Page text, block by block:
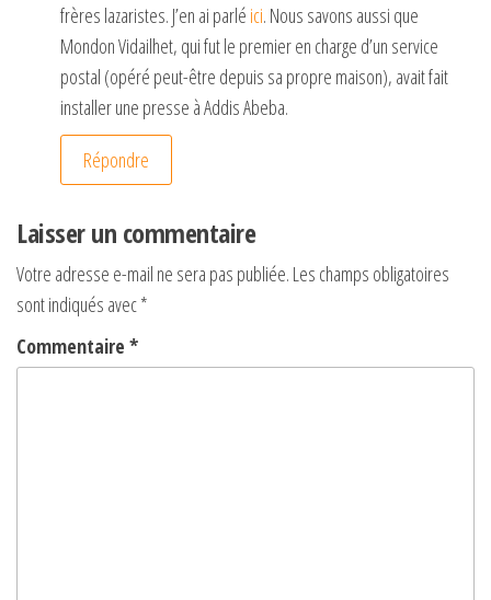
frères lazaristes. J’en ai parlé ici. Nous savons aussi que
Mondon Vidailhet, qui fut le premier en charge d’un service
postal (opéré peut-être depuis sa propre maison), avait fait
installer une presse à Addis Abeba.
Répondre
Laisser un commentaire
Votre adresse e-mail ne sera pas publiée. Les champs obligatoires
sont indiqués avec*
Commentaire *